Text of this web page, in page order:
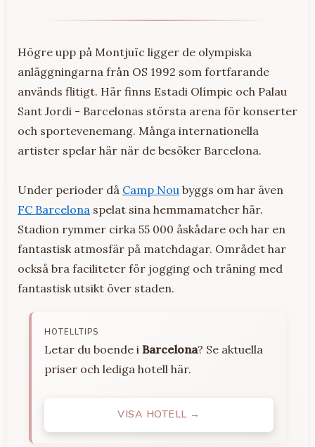
Högre upp på Montjuïc ligger de olympiska
anläggningarna från OS 1992 som fortfarande
används flitigt. Här finns Estadi Olímpic och Palau
Sant Jordi - Barcelonas största arena för konserter
och sportevenemang. Många internationella
artister spelar här när de besöker Barcelona.
Under perioder då Camp Nou byggs om har även
FC Barcelona spelat sina hemmamatcher här.
Stadion rymmer cirka 55 000 åskådare och har en
fantastisk atmosfär på matchdagar. Området har
också bra faciliteter för jogging och träning med
fantastisk utsikt över staden.
HOTELLTIPS
Letar du boende i Barcelona? Se aktuella
priser och lediga hotell här.
VISA HOTELL →